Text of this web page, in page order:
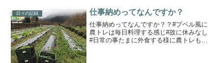
日々の記録 仕事納めってなんですか？
仕事納めってなんですか？？#プペル風に
農トレは毎日料理する感じ#故に休みなし
#日常の事たまに外食する様に農トレもお